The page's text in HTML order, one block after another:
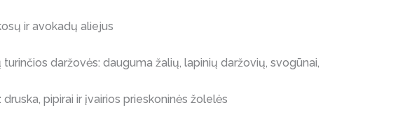
ir avokadų aliejus
daržovės: dauguma žalių, lapinių daržovių, svogūnai,
druska, pipirai ir įvairios prieskoninės žolelės